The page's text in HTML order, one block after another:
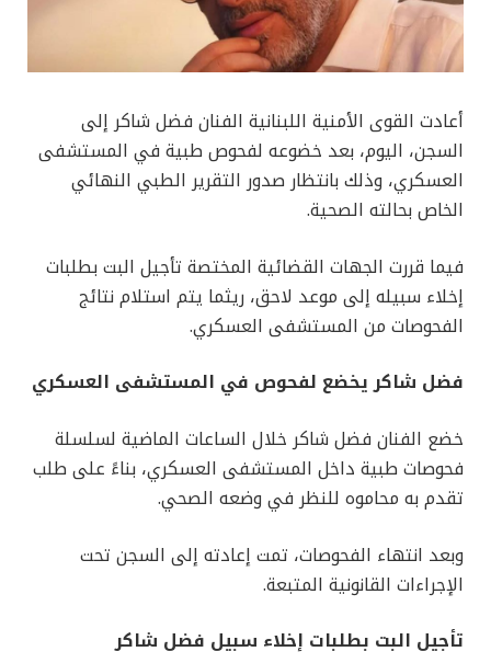
أعادت القوى الأمنية اللبنانية الفنان فضل شاكر إلى
السجن، اليوم، بعد خضوعه لفحوص طبية في المستشفى
العسكري، وذلك بانتظار صدور التقرير الطبي النهائي
الخاص بحالته الصحية.
فيما قررت الجهات القضائية المختصة تأجيل البت بطلبات
إخلاء سبيله إلى موعد لاحق، ريثما يتم استلام نتائج
الفحوصات من المستشفى العسكري.
فضل شاكر يخضع لفحوص في المستشفى العسكري
خضع الفنان فضل شاكر خلال الساعات الماضية لسلسلة
فحوصات طبية داخل المستشفى العسكري، بناءً على طلب
تقدم به محاموه للنظر في وضعه الصحي.
وبعد انتهاء الفحوصات، تمت إعادته إلى السجن تحت
الإجراءات القانونية المتبعة.
تأجيل البت بطلبات إخلاء سبيل فضل شاكر